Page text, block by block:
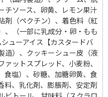
チソース、卵黄、レモン果汁
剤（ペクチン）、着色料（紅
、（一部に乳成分・卵・もも
ューアイス【カスタードバ
造）、クッキーシュー皮（液
ァットスプレッド、小麦粉、
食塩）、砂糖、加糖卵黄、食
料、乳化剤、膨脹剤、安定剤